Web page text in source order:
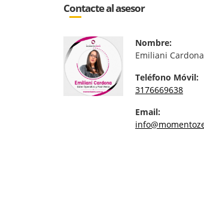
Contacte al asesor
Nombre:
Emiliani Cardona
Teléfono Móvil:
3176669638
Email: